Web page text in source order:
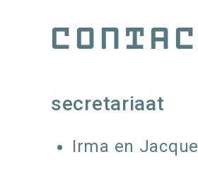
secretariaat
Irma en